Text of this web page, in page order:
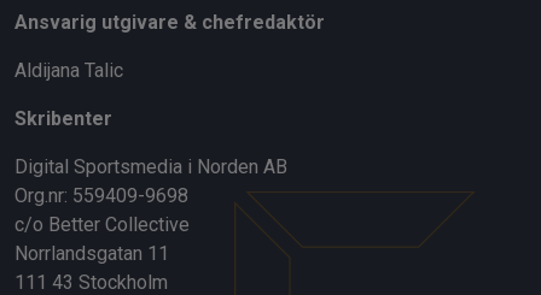
Ansvarig utgivare & chefredaktör
Aldijana Talic
Skribenter
Digital Sportsmedia i Norden AB
Org.nr: 559409-9698
c/o Better Collective
Norrlandsgatan 11
111 43 Stockholm